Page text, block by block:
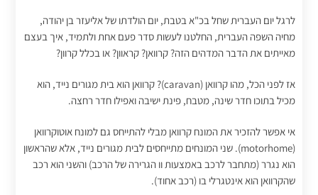
לרגל יום העברית שחל בכ"א בטבת, יום הולדתו של אליעזר בן יהודה,
מחיה השפה העברית, החלטנו לעשות סדר פעם אחת ולתמיד, איך בעצם
מאייתים את הדבר המדהים הזה? קרוואן? קראוון? או בכלל קרוון?
אז לפני הכל, מהו קרוואן (caravan)? קרוואן הוא בית מגורים נייד, הוא
מכיל בתוכו חדר שינה, מטבח, פינת ישיבה ואפילו חדר רחצה.
אי אפשר להזכיר את המונח קרוואן מבלי להתייחס גם למונח אוטוקרוואן
(motorhome). שני המונחים מתייחסים לבית מגורים נייד, אלא שהראשון
הוא נגרר (מתחבר לרכב באמצעות וו הגרירה של הרכב) והשני הוא רכב
שהקרוואן הוא אינטגרלי בו (רכב אחוד).